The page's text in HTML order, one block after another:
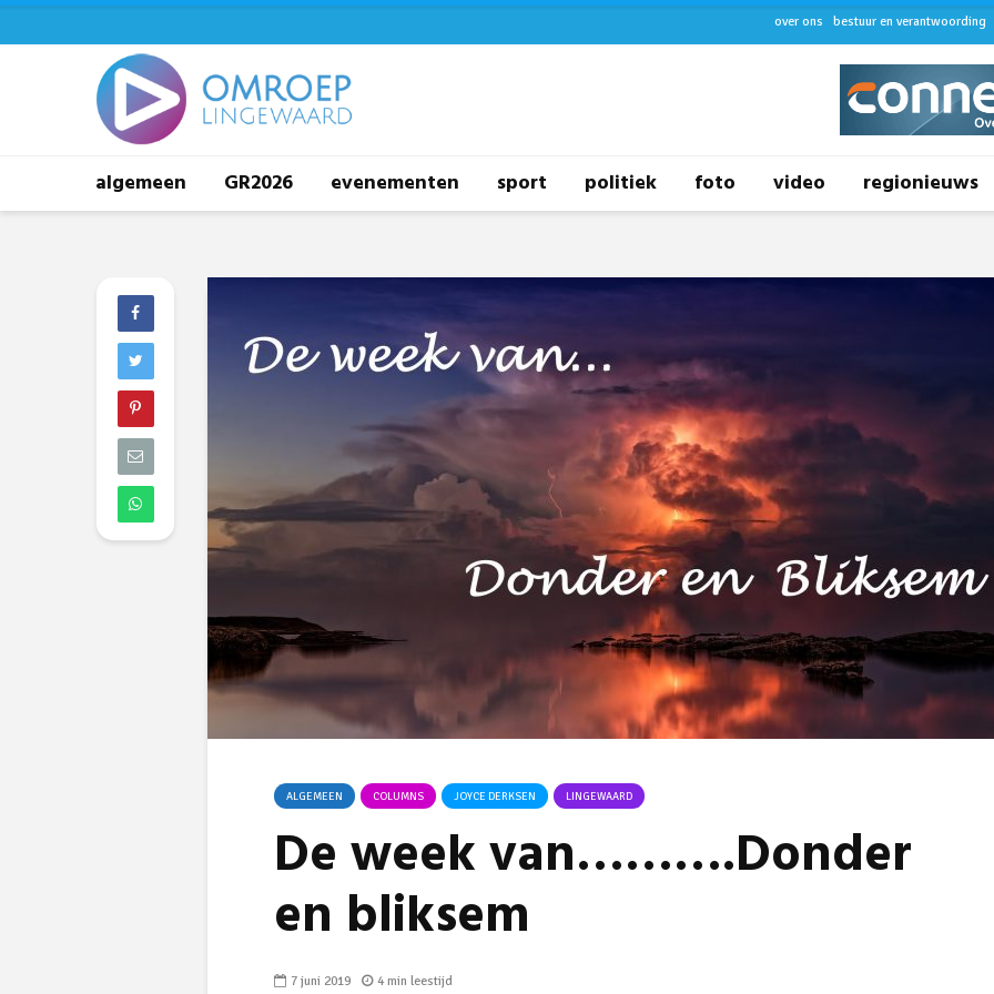
over ons bestuur en verantwoording
algemeen GR2026 evenementen sport politiek foto video regionieuws
ALGEMEEN COLUMNS JOYCE DERKSEN LINGEWAARD
De week van……….Donder
en bliksem
7 juni 2019 4 min leestijd
Groot project
Huissen opnieuw
toegewezen aan
aannemer uit
Zevenaarse Angerlo
31 juli 2026
Omgeving Deken
Doctor Mulderstraat
Bemmel wordt
noodsituaties:
gemeente deelt
28 juli
Het
van